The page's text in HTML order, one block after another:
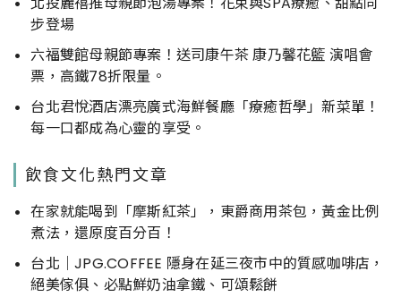
步登場
六福雙館母親節專案！送司康午茶 康乃馨花籃 演唱會
票，高鐵78折限量。
台北君悅酒店漂亮廣式海鮮餐廳「療癒哲學」新菜單！
每一口都成為心靈的享受。
飲食文化熱門文章
在家就能喝到「摩斯紅茶」，東爵商用茶包，黃金比例
煮法，還原度百分百！
台北｜JPG.COFFEE 隱身在延三夜市中的質感咖啡店，
絕美傢俱、必點鮮奶油拿鐵、可頌鬆餅